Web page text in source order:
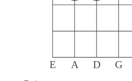
E A D G